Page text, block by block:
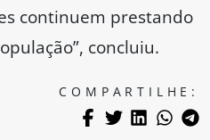
continuem prestando
concluiu.
COMPARTILHE: